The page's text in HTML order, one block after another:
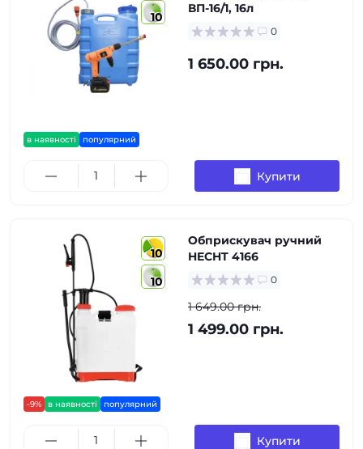
10
в наявності популярний
ВП-16/1, 16л
0
1 650.00 грн.
Купити
10
10
-9% в наявності популярний
Обприскувач ручний
HECHT 4166
0
1 649.00 грн.
1 499.00 грн.
Купити